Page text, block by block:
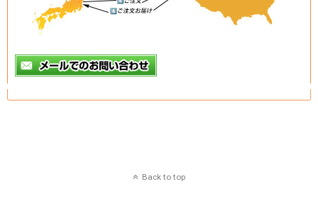
Back to top